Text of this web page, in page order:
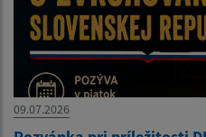
09.07.2026